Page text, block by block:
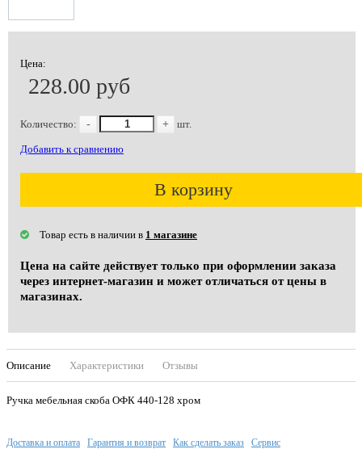
Цена:
228.00 руб
Количество: - + шт.
Добавить к сравнению
В корзину
Товар есть в наличии в 1 магазине
Цена на сайте действует только при оформлении заказа
через интернет-магазин и может отличаться от цены в
магазинах.
Описание Характеристики Отзывы
Ручка мебельная скоба ОФК 440-128 хром
Доставка и оплата Гарантия и возврат Как сделать заказ Сервис